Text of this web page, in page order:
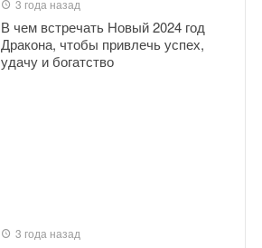
3 года назад
В чем встречать Новый 2024 год
Дракона, чтобы привлечь успех,
удачу и богатство
3 года назад